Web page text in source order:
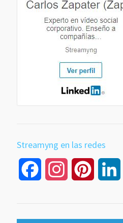
Streamyng en las redes
Facebook InstagramPinterest